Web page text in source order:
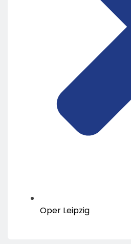
Oper Leipzig